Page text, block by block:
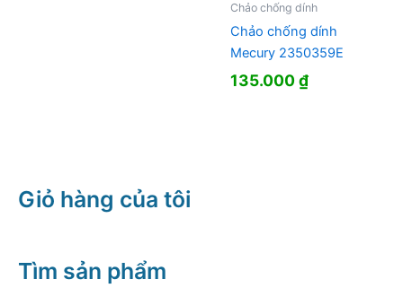
Chảo chống dính
Chảo chống dính
Mecury 2350359E
135.000₫
Giỏ hàng của tôi
Tìm sản phẩm